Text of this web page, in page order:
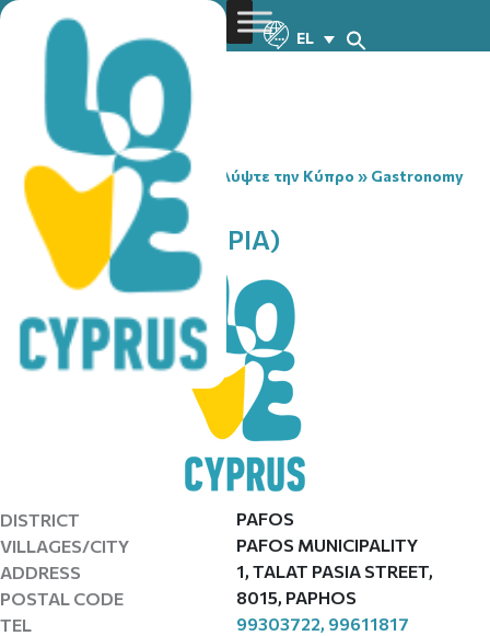
EL
You are here:Home» Ανακαλύψτε την Κύπρο » Gastronomy
» AGORA (SOLI – AEPIA)
AGORA (SOLI – AEPIA)
DISTRICT
PAFOS
VILLAGES/CITY
PAFOS MUNICIPALITY
ADDRESS
1, TALAT PASIA STREET,
POSTAL CODE
8015, PAPHOS
TEL
99303722, 99611817